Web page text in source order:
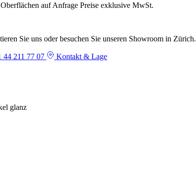
auf Anfrage Preise exklusive MwSt.
Sie uns oder besuchen Sie unseren Showroom in Zürich.
44 211 77 07 Kontakt & Lage
glanz